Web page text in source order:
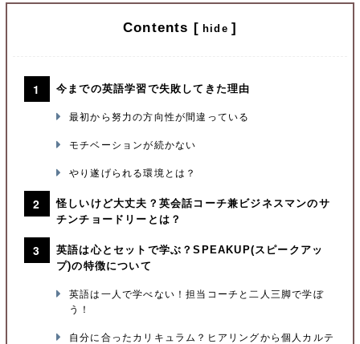
Contents [ hide ]
今までの英語学習で失敗してきた理由
最初から努力の方向性が間違っている
モチベーションが続かない
やり遂げられる環境とは？
怪しいけど大丈夫？英会話コーチ兼ビジネスマンのサ
チンチョードリーとは？
英語は心とセットで学ぶ？SPEAKUP(スピークアッ
プ)の特徴について
英語は一人で学べない！担当コーチと二人三脚で学ぼ
う！
自分に合ったカリキュラム？ヒアリングから個人カルテ